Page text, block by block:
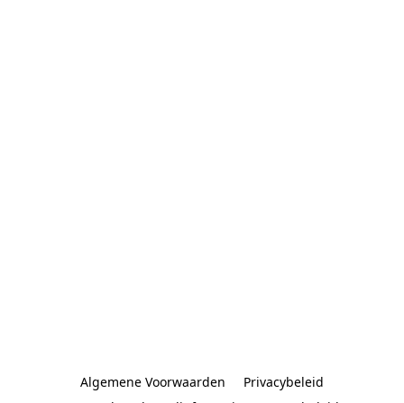
Algemene Voorwaarden
Privacybeleid